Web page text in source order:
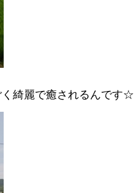
綺麗で癒されるんです☆